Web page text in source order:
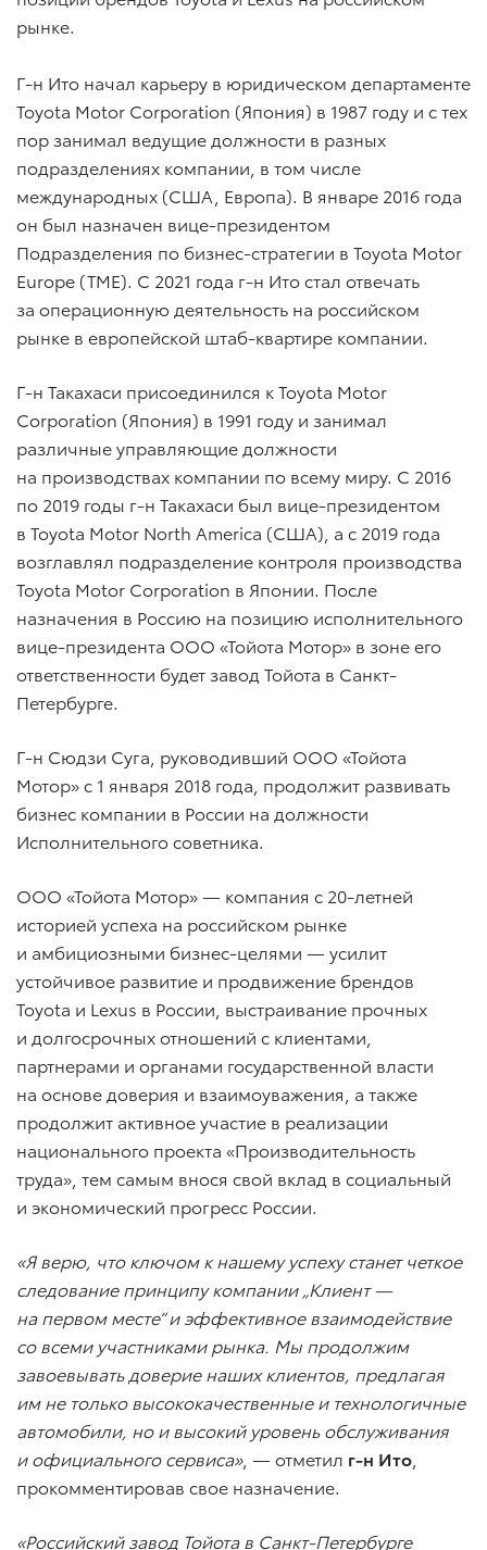
рынке.
Г-н Ито начал карьеру в юридическом департаменте
Toyota Motor Corporation (Япония) в 1987 году и с тех
пор занимал ведущие должности в разных
подразделениях компании, в том числе
международных (США, Европа). В январе 2016 года
он был назначен вице-президентом
Подразделения по бизнес-стратегии в Toyota Motor
Europe (TME). С 2021 года г-н Ито стал отвечать
за операционную деятельность на российском
рынке в европейской штаб-квартире компании.
Г-н Такахаси присоединился к Toyota Motor
Corporation (Япония) в 1991 году и занимал
различные управляющие должности
на производствах компании по всему миру. С 2016
по 2019 годы г-н Такахаси был вице-президентом
в Toyota Motor North America (США), а с 2019 года
возглавлял подразделение контроля производства
Toyota Motor Corporation в Японии. После
назначения в Россию на позицию исполнительного
вице-президента ООО «Тойота Мотор» в зоне его
ответственности будет завод Тойота в Санкт-
Петербурге.
Г-н Сюдзи Суга, руководивший ООО «Тойота
Мотор» с 1 января 2018 года, продолжит развивать
бизнес компании в России на должности
Исполнительного советника.
ООО «Тойота Мотор» — компания с 20-летней
историей успеха на российском рынке
и амбициозными бизнес-целями — усилит
устойчивое развитие и продвижение брендов
Toyota и Lexus в России, выстраивание прочных
и долгосрочных отношений с клиентами,
партнерами и органами государственной власти
на основе доверия и взаимоуважения, а также
продолжит активное участие в реализации
национального проекта «Производительность
труда», тем самым внося свой вклад в социальный
и экономический прогресс России.
«Я верю, что ключом к нашему успеху станет четкое
следование принципу компании „Клиент —
на первом месте“ и эффективное взаимодействие
со всеми участниками рынка. Мы продолжим
завоевывать доверие наших клиентов, предлагая
им не только высококачественные и технологичные
автомобили, но и высокий уровень обслуживания
и официального сервиса», — отметил г-н Ито
прокомментировав свое назначение.
«Российский завод Тойота в Санкт-Петербурге